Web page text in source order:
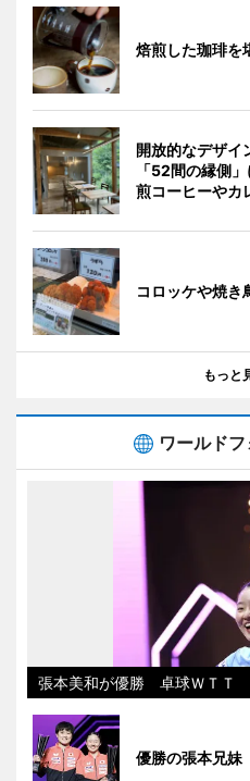
焙煎した珈琲を
開放的なデザイ
「52間の縁側
煎コーヒーやカ
コロッケや焼き
もっと
ワールド
張本美和が優勝 卓球ＷＴＴ
優勝の張本兄